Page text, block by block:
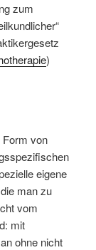
zum
)
Form von
eigene
man zu
vom
mit
ohne nicht